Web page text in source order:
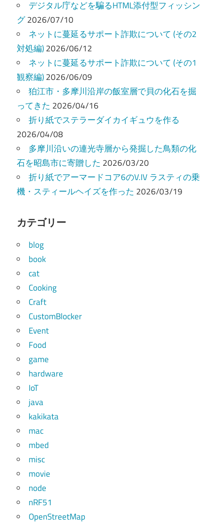
ョ
ン
デジタル庁などを騙るHTML添付型フィッシン
グ2026/07/10
ネットに蔓延るサポート詐欺について (その2
対処編)2026/06/12
ネットに蔓延るサポート詐欺について (その1
観察編)2026/06/09
狛江市・多摩川沿岸の飯室層で貝の化石を掘
ってきた 2026/04/16
折り紙でステラーダイカイギュウを作る
2026/04/08
多摩川沿いの連光寺層から発掘した鳥類の化
石を昭島市に寄贈した 2026/03/20
折り紙でアーマードコア6のV.IV ラスティの乗
機・スティールヘイズを作った 2026/03/19
カテゴリー
blog
book
cat
Cooking
Craft
CustomBlocker
Event
Food
game
hardware
IoT
java
kakikata
mac
mbed
misc
movie
node
nRF51
OpenStreetMap